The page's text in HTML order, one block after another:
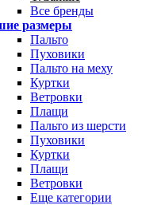
Все бренды
размеры
Пальто
Пуховики
Пальто на меху
Куртки
Ветровки
Плащи
Пальто из шерсти
Пуховики
Куртки
Плащи
Ветровки
Еще категории